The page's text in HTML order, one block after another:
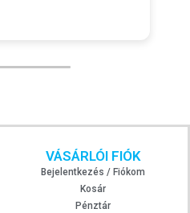
VÁSÁRLÓI FIÓK
Bejelentkezés / Fiókom
Kosár
Pénztár